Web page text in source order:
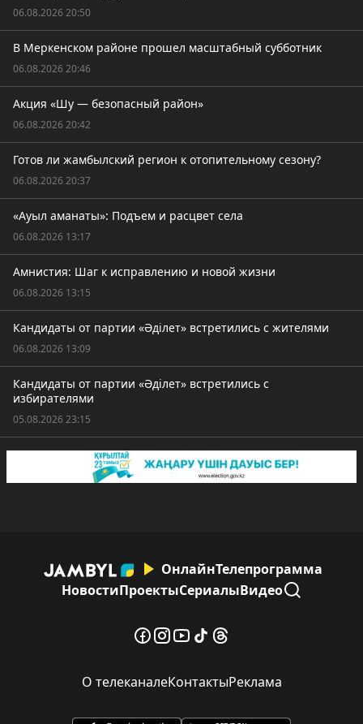
06.08.2026 20:50
В Меркенском районе прошел масштабный субботник
06.08.2026 20:46
Акция «Шу — безопасный район»
06.08.2026 20:42
Готов ли жамбылский регион к отопительному сезону?
06.08.2026 20:37
«Ауыл аманаты»: Подъем и расцвет села
06.08.2026 13:17
Амнистия: Шаг к исправлению и новой жизни
06.08.2026 13:15
Кандидаты от партии «Әділет» встретились с жителями
06.08.2026 13:09
Кандидаты от партии «Әділет» встретились с
избирателями
05.08.2026 23:15
ОнлайнТелепрограмма
НовостиПроектыСериалыВидео
О телеканалеКонтактыРеклама